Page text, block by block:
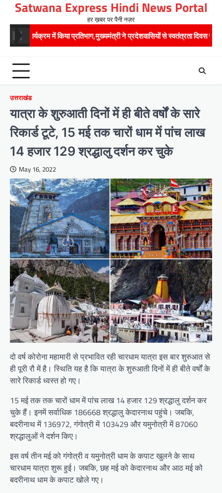
content
Satwana Express Hindi News Portal
हर ख़बर पर पैनी नज़र
किया प्रतिभाग,मुख्यमंत्री ने प्रदेशवासियों से स्वतंत्रता दिवस पर अपने घरों में तिरंगा
उत्तराखंड
यात्रा के शुरुआती दिनों में ही बीते वर्षों के सारे
रिकार्ड टूटे, 15 मई तक चारों धाम में पांच लाख
14 हजार 129 श्रद्धालु दर्शन कर चुके
May 16, 2022
दो वर्ष कोरोना महामारी से प्रभावित रही चारधाम यात्रा इस बार शुरुआत से
ही पूरी रौ में है। स्थिति यह है कि यात्रा के शुरुआती दिनों में ही बीते वर्षों के
सारे रिकार्ड ध्वस्त हो गए।
15 मई तक तक चारों धाम में पांच लाख 14 हजार 129 श्रद्धालु दर्शन कर
चुके हैं। इनमें सर्वाधिक 186668 श्रद्धालु केदारनाथ पहुंचे। जबकि,
बदरीनाथ में 136972, गंगोत्री में 103429 और यमुनोत्री में 87060
श्रद्धालुओं ने दर्शन किए।
इस वर्ष तीन मई को गंगोत्री व यमुनोत्री धाम के कपाट खुलने के साथ
चारधाम यात्रा शुरू हुई। जबकि, छह मई को केदारनाथ और आठ मई को
बदरीनाथ धाम के कपाट खोले गए।